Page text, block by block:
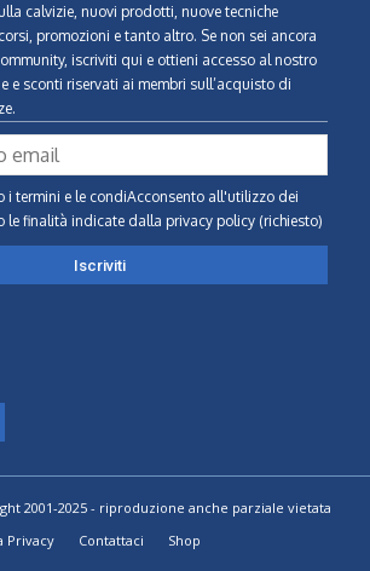
calvizie, nuovi prodotti, nuove tecniche
promozioni e tanto altro. Se non sei ancora
iscriviti qui e ottieni accesso al nostro
e sconti riservati ai membri sull’acquisto di
i termini e le condiAcconsento all'utilizzo dei
le finalità indicate dalla privacy policy (richiesto)
2001-2025 - riproduzione anche parziale vietata
Privacy Contattaci Shop